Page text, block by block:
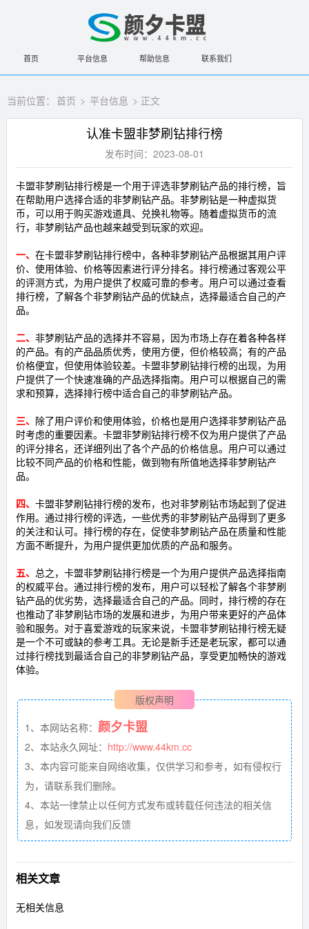
首页 平台信息 帮助信息 联系我们
当前位置： 首页 > 平台信息 > 正文
认准卡盟非梦刷钻排行榜
发布时间：2023-08-01
卡盟非梦刷钻排行榜是一个用于评选非梦刷钻产品的排行榜，旨
在帮助用户选择合适的非梦刷钻产品。非梦刷钻是一种虚拟货
币，可以用于购买游戏道具、兑换礼物等。随着虚拟货币的流
行，非梦刷钻产品也越来越受到玩家的欢迎。
一、 在卡盟非梦刷钻排行榜中，各种非梦刷钻产品根据其用户评
价、使用体验、价格等因素进行评分排名。排行榜通过客观公平
的评测方式，为用户提供了权威可靠的参考。用户可以通过查看
排行榜，了解各个非梦刷钻产品的优缺点，选择最适合自己的产
品。
二、 非梦刷钻产品的选择并不容易，因为市场上存在着各种各样
的产品。有的产品品质优秀，使用方便，但价格较高；有的产品
价格便宜，但使用体验较差。卡盟非梦刷钻排行榜的出现，为用
户提供了一个快速准确的产品选择指南。用户可以根据自己的需
求和预算，选择排行榜中适合自己的非梦刷钻产品。
三、 除了用户评价和使用体验，价格也是用户选择非梦刷钻产品
时考虑的重要因素。卡盟非梦刷钻排行榜不仅为用户提供了产品
的评分排名，还详细列出了各个产品的价格信息。用户可以通过
比较不同产品的价格和性能，做到物有所值地选择非梦刷钻产
品。
四、 卡盟非梦刷钻排行榜的发布，也对非梦刷钻市场起到了促进
作用。通过排行榜的评选，一些优秀的非梦刷钻产品得到了更多
的关注和认可。排行榜的存在，促使非梦刷钻产品在质量和性能
方面不断提升，为用户提供更加优质的产品和服务。
五、 总之，卡盟非梦刷钻排行榜是一个为用户提供产品选择指南
的权威平台。通过排行榜的发布，用户可以轻松了解各个非梦刷
钻产品的优劣势，选择最适合自己的产品。同时，排行榜的存在
也推动了非梦刷钻市场的发展和进步，为用户带来更好的产品体
验和服务。对于喜爱游戏的玩家来说，卡盟非梦刷钻排行榜无疑
是一个不可或缺的参考工具。无论是新手还是老玩家，都可以通
过排行榜找到最适合自己的非梦刷钻产品，享受更加畅快的游戏
体验。
版权声明
1、本网站名称： 颜夕卡盟
2、本站永久网址： http://www.44km.cc
3、本内容可能来自网络收集，仅供学习和参考，如有侵权行
为，请联系我们删除。
4、本站一律禁止以任何方式发布或转载任何违法的相关信
息，如发现请向我们反馈
相关文章
无相关信息